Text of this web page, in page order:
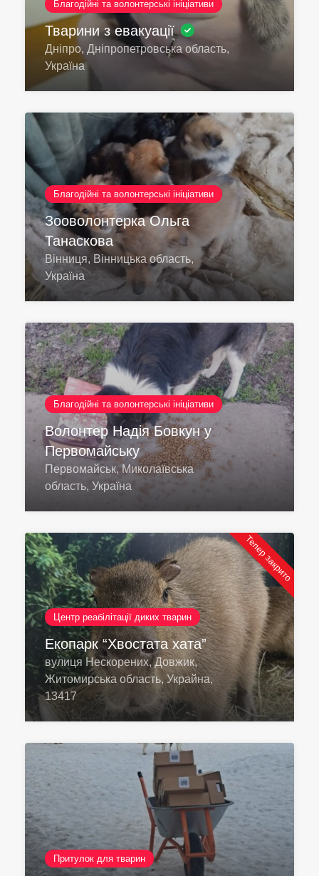
Благодійні та волонтерські ініціативи
Тварини з евакуації
Дніпро, Дніпропетровська область,
Україна
Благодійні та волонтерські ініціативи
Зооволонтерка Ольга
Танаскова
Вінниця, Вінницька область,
Україна
Благодійні та волонтерські ініціативи
Волонтер Надія Бовкун у
Первомайську
Первомайськ, Миколаївська
область, Україна
Тепер закрито
Центр реабілітації диких тварин
Екопарк “Хвостата хата”
вулиця Нескорених, Довжик,
Житомирська область, Украйна,
13417
Притулок для тварин